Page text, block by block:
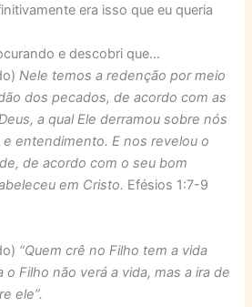
era isso que eu queria
e descobri que…
Nele temos a redenção por meio
dos pecados, de acordo com as
a qual Ele derramou sobre nós
entendimento. E nos revelou o
de acordo com o seu bom
em Cristo. Efésios 1:7-9
“Quem crê no Filho tem a vida
o Filho não verá a vida, mas a ira de
ele”.